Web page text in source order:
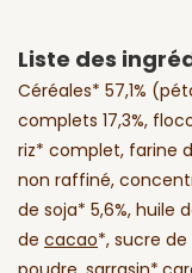
Liste des
Céréales* 57,1%
complets 17,3%,
riz* complet, farine
non raffiné,
de soja* 5,6%, huile
de cacao*, sucre